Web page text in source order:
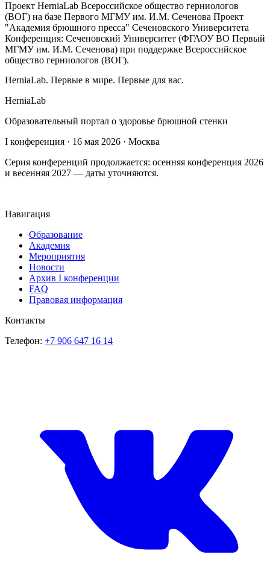
Проект HerniaLab Всероссийское общество герниологов
(ВОГ) на базе Первого МГМУ им. И.М. Сеченова Проект
"Академия брюшного пресса" Сеченовского Университета
Конференция: Сеченовский Университет (ФГАОУ ВО Первый
МГМУ им. И.М. Сеченова) при поддержке Всероссийское
общество герниологов (ВОГ).
HerniaLab. Первые в мире. Первые для вас.
HerniaLab
Образовательный портал о здоровье брюшной стенки
I конференция · 16 мая 2026 · Москва
Серия конференций продолжается: осенняя конференция 2026
и весенняя 2027 — даты уточняются.
Навигация
Образование
Академия
Мероприятия
Новости
Архив I конференции
FAQ
Правовая информация
Контакты
Телефон: +7 906 647 16 14